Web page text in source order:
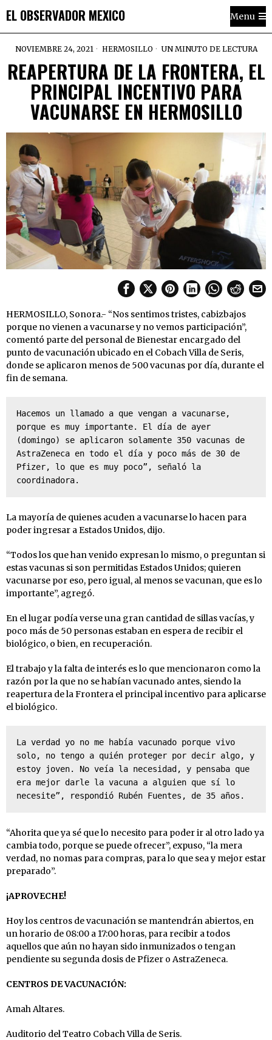
EL OBSERVADOR MEXICO Menu
NOVIEMBRE 24, 2021 HERMOSILLO UN MINUTO DE LECTURA
REAPERTURA DE LA FRONTERA, EL
PRINCIPAL INCENTIVO PARA
VACUNARSE EN HERMOSILLO
HERMOSILLO, Sonora.- “Nos sentimos tristes, cabizbajos
porque no vienen a vacunarse y no vemos participación”,
comentó parte del personal de Bienestar encargado del
punto de vacunación ubicado en el Cobach Villa de Seris,
donde se aplicaron menos de 500 vacunas por día, durante el
fin de semana.
Hacemos un llamado a que vengan a vacunarse,
porque es muy importante. El día de ayer
(domingo) se aplicaron solamente 350 vacunas de
AstraZeneca en todo el día y poco más de 30 de
Pfizer, lo que es muy poco”, señaló la
coordinadora.
La mayoría de quienes acuden a vacunarse lo hacen para
poder ingresar a Estados Unidos, dijo.
“Todos los que han venido expresan lo mismo, o preguntan si
estas vacunas si son permitidas Estados Unidos; quieren
vacunarse por eso, pero igual, al menos se vacunan, que es lo
importante”, agregó.
En el lugar podía verse una gran cantidad de sillas vacías, y
poco más de 50 personas estaban en espera de recibir el
biológico, o bien, en recuperación.
El trabajo y la falta de interés es lo que mencionaron como la
razón por la que no se habían vacunado antes, siendo la
reapertura de la Frontera el principal incentivo para aplicarse
el biológico.
La verdad yo no me había vacunado porque vivo
solo, no tengo a quién proteger por decir algo, y
estoy joven. No veía la necesidad, y pensaba que
era mejor darle la vacuna a alguien que sí lo
necesite”, respondió Rubén Fuentes, de 35 años.
“Ahorita que ya sé que lo necesito para poder ir al otro lado ya
cambia todo, porque se puede ofrecer”, expuso, “la mera
verdad, no nomas para compras, para lo que sea y mejor estar
preparado”.
¡APROVECHE!
Hoy los centros de vacunación se mantendrán abiertos, en
un horario de 08:00 a 17:00 horas, para recibir a todos
aquellos que aún no hayan sido inmunizados o tengan
pendiente su segunda dosis de Pfizer o AstraZeneca.
CENTROS DE VACUNACIÓN:
Amah Altares.
Auditorio del Teatro Cobach Villa de Seris.